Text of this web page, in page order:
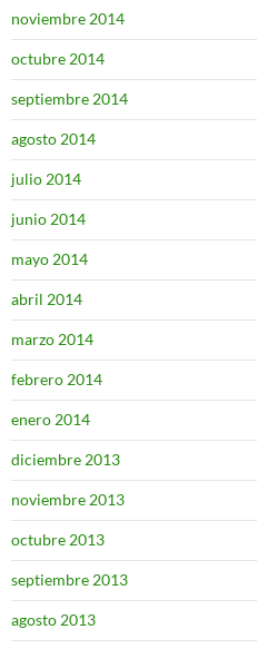
noviembre 2014
octubre 2014
septiembre 2014
agosto 2014
julio 2014
junio 2014
mayo 2014
abril 2014
marzo 2014
febrero 2014
enero 2014
diciembre 2013
noviembre 2013
octubre 2013
septiembre 2013
agosto 2013